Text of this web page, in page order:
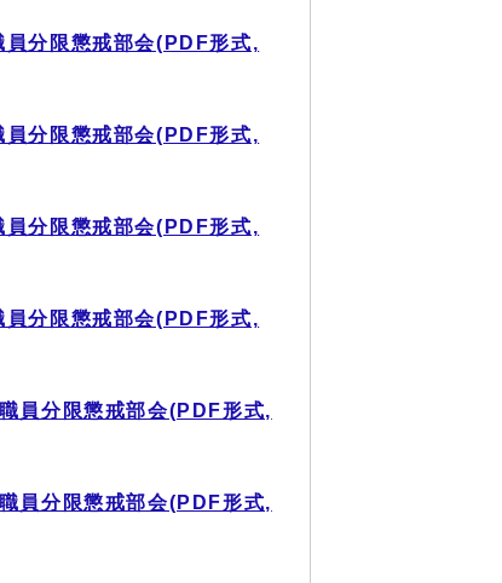
分限懲戒部会(PDF形式,
分限懲戒部会(PDF形式,
分限懲戒部会(PDF形式,
分限懲戒部会(PDF形式,
分限懲戒部会(PDF形式,
分限懲戒部会(PDF形式,